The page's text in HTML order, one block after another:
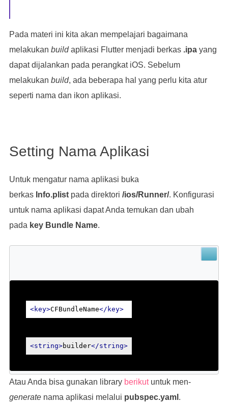
Pada materi ini kita akan mempelajari bagaimana
melakukan buildaplikasi Flutter menjadi berkas .ipayang
dapat dijalankan pada perangkat iOS. Sebelum
melakukan build, ada beberapa hal yang perlu kita atur
seperti nama dan ikon aplikasi.
Setting Nama Aplikasi
Untuk mengatur nama aplikasi buka
berkas Info.plist pada direktori /ios/Runner/. Konfigurasi
untuk nama aplikasi dapat Anda temukan dan ubah
pada key Bundle Name.
<key>CFBundleName</key>
<string>builder</string>
Atau Anda bisa gunakan library berikutuntuk men-
generatenama aplikasi melalui pubspec.yaml .